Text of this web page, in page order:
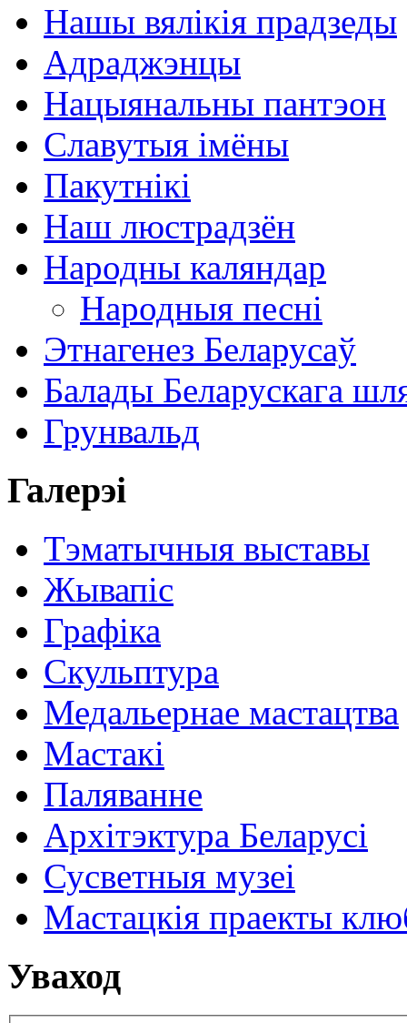
Нашы вялікія прадзеды
Адраджэнцы
Нацыянальны пантэон
Славутыя імёны
Пакутнікі
Наш люстрадзён
Народны каляндар
Народныя песні
Этнагенез Беларусаў
Балады Беларускага
Грунвальд
Галерэі
Тэматычныя выставы
Жывапіс
Графіка
Скульптура
Медальернае мастацтва
Мастакі
Паляванне
Архітэктура Беларусі
Сусветныя музеі
Мастацкія праекты
Уваход